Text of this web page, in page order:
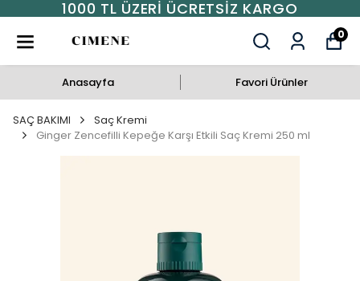
1000 TL ÜZERI ÜCRETSIZ KARGO
0
Anasayfa Favori Ürünler
SAÇ BAKIMI
Saç Kremi
Ginger Zencefilli Kepeğe Karşı Etkili Saç Kremi 250 ml